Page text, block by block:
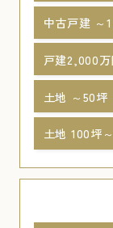
中古戸建 ～
戸建2,000万
土地 ～50坪
土地 100坪～